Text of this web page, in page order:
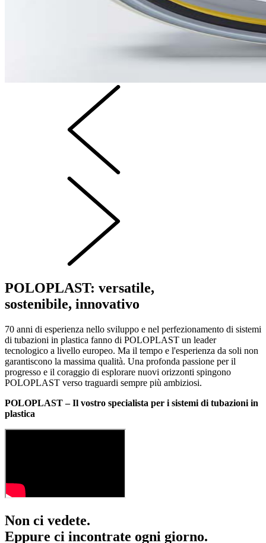
POLOPLAST: versatile,
sostenibile, innovativo
70 anni di esperienza nello sviluppo e nel perfezionamento di sistemi
di tubazioni in plastica fanno di POLOPLAST un leader
tecnologico a livello europeo. Ma il tempo e l'esperienza da soli non
garantiscono la massima qualità. Una profonda passione per il
progresso e il coraggio di esplorare nuovi orizzonti spingono
POLOPLAST verso traguardi sempre più ambiziosi.
POLOPLAST – Il vostro specialista per i sistemi di tubazioni in
plastica
Non ci vedete.
Eppure ci incontrate ogni giorno.